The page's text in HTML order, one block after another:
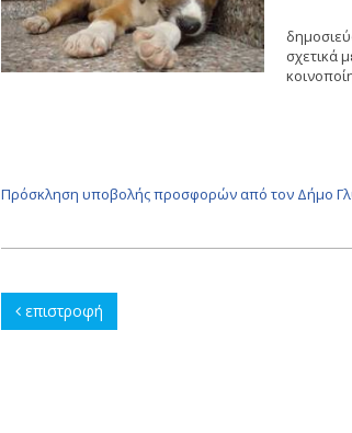
σχετικά
Πρόσκληση υποβολής προσφορών από τον Δήμο
επιστροφή